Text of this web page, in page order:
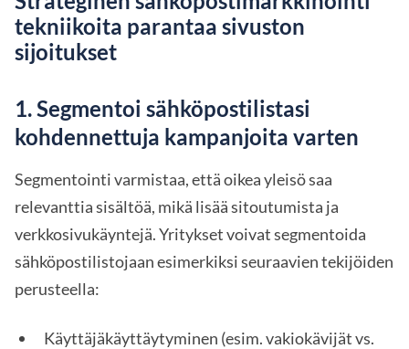
tekniikoita parantaa sivuston
sijoitukset
1. Segmentoi sähköpostilistasi
kohdennettuja kampanjoita varten
Segmentointi varmistaa, että oikea yleisö saa
relevanttia sisältöä, mikä lisää sitoutumista ja
verkkosivukäyntejä. Yritykset voivat segmentoida
sähköpostilistojaan esimerkiksi seuraavien tekijöiden
perusteella:
Käyttäjäkäyttäytyminen (esim. vakiokävijät vs.